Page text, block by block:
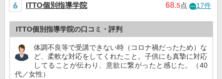
ITTO個別指導学院 68.5点 17件
ITTO個別指導学院の口コミ・評判
体調不良等で受講できない時（コロナ禍だったため）な
ど、柔軟な対応をしてくれたこと。子供にも真摯に対応
してることが伝わり、意欲に繋がったと感じた。（40
代／女性）